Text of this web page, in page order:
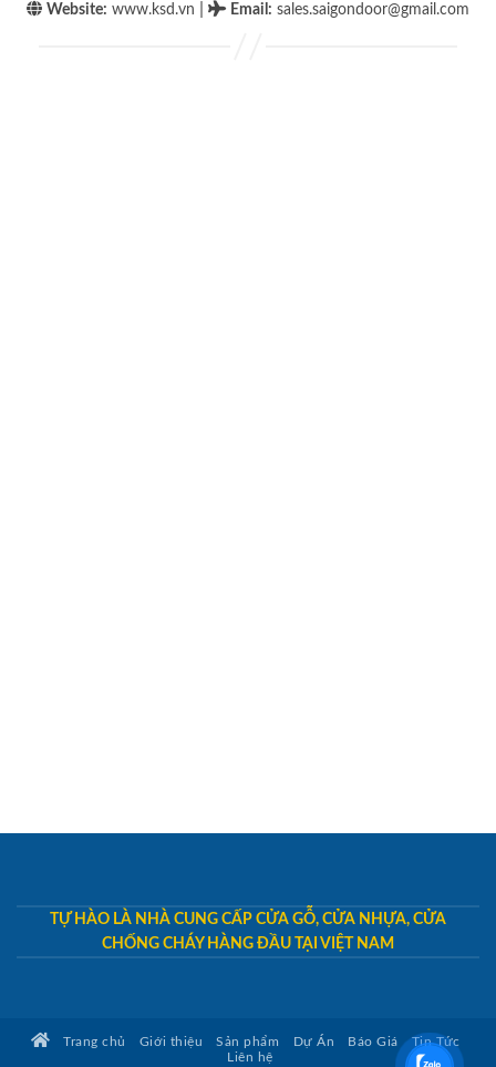
Website: www.ksd.vn Email : sales.saigondoor@gmail.com
TỰ HÀO LÀ NHÀ CUNG CẤP CỬA GỖ, CỬA NHỰA, CỬA
CHỐNG CHÁY HÀNG ĐẦU TẠI VIỆT NAM
Trang chủ Giới thiệu Sản phẩm Dự Án Báo Giá
Tin Tức
Liên hệ